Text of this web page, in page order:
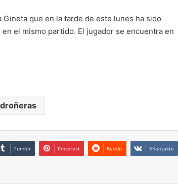
que en la tarde de este lunes ha sido
el mismo partido. El jugador se encuentra en
Tumblr Pinterest Reddit VKontakte